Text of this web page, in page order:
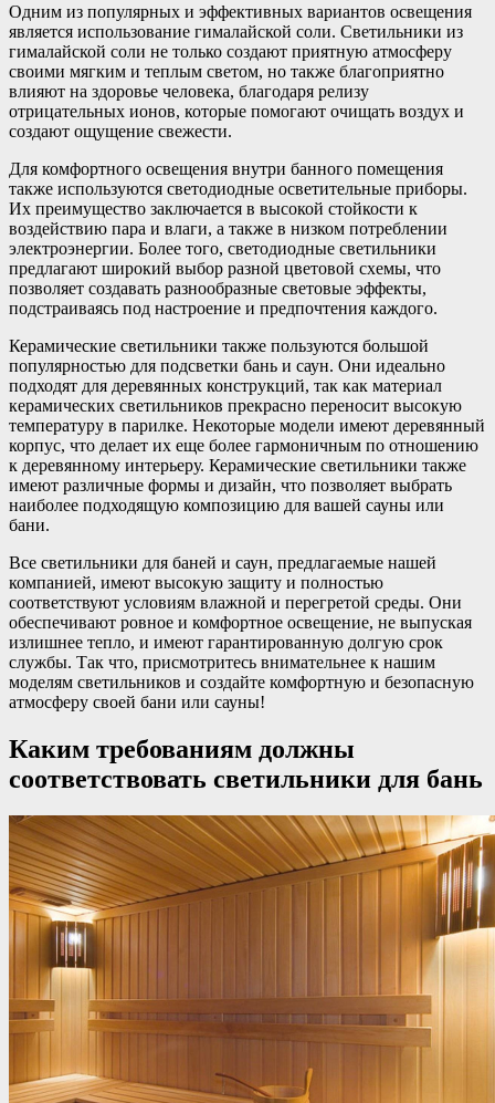
Одним из популярных и эффективных вариантов освещения
является использование гималайской соли. Светильники из
гималайской соли не только создают приятную атмосферу
своими мягким и теплым светом, но также благоприятно
влияют на здоровье человека, благодаря релизу
отрицательных ионов, которые помогают очищать воздух и
создают ощущение свежести.
Для комфортного освещения внутри банного помещения
также используются светодиодные осветительные приборы.
Их преимущество заключается в высокой стойкости к
воздействию пара и влаги, а также в низком потреблении
электроэнергии. Более того, светодиодные светильники
предлагают широкий выбор разной цветовой схемы, что
позволяет создавать разнообразные световые эффекты,
подстраиваясь под настроение и предпочтения каждого.
Керамические светильники также пользуются большой
популярностью для подсветки бань и саун. Они идеально
подходят для деревянных конструкций, так как материал
керамических светильников прекрасно переносит высокую
температуру в парилке. Некоторые модели имеют деревянный
корпус, что делает их еще более гармоничным по отношению
к деревянному интерьеру. Керамические светильники также
имеют различные формы и дизайн, что позволяет выбрать
наиболее подходящую композицию для вашей сауны или
бани.
Все светильники для баней и саун, предлагаемые нашей
компанией, имеют высокую защиту и полностью
соответствуют условиям влажной и перегретой среды. Они
обеспечивают ровное и комфортное освещение, не выпуская
излишнее тепло, и имеют гарантированную долгую срок
службы. Так что, присмотритесь внимательнее к нашим
моделям светильников и создайте комфортную и безопасную
атмосферу своей бани или сауны!
Каким требованиям должны
соответствовать светильники для бань